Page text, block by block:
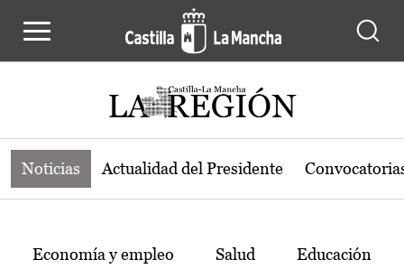
Noticias de la región de Castilla-La
Noticias Actualidad del Presidente
Temas
Economía y empleo Salud Educación